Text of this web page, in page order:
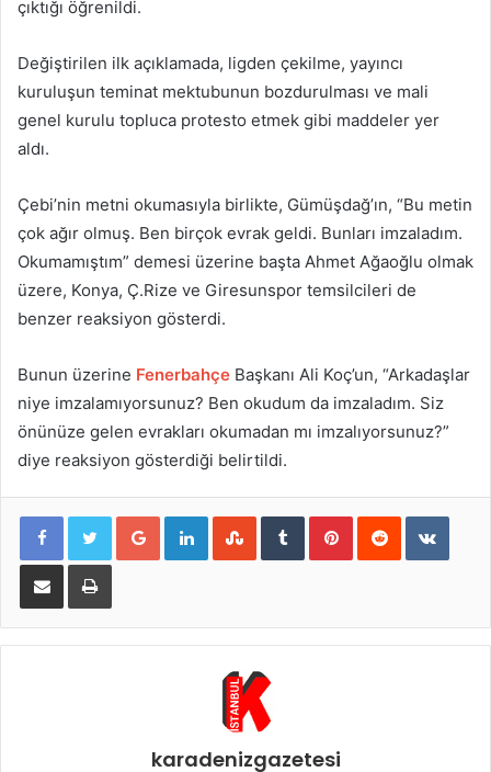
çıktığı öğrenildi.
Değiştirilen ilk açıklamada, ligden çekilme, yayıncı
kuruluşun teminat mektubunun bozdurulması ve mali
genel kurulu topluca protesto etmek gibi maddeler yer
aldı.
Çebi’nin metni okumasıyla birlikte, Gümüşdağ’ın, “Bu metin
çok ağır olmuş. Ben birçok evrak geldi. Bunları imzaladım.
Okumamıştım” demesi üzerine başta Ahmet Ağaoğlu olmak
üzere, Konya, Ç.Rize ve Giresunspor temsilcileri de
benzer reaksiyon gösterdi.
Bunun üzerine Fenerbahçe Başkanı Ali Koç’un, “Arkadaşlar
niye imzalamıyorsunuz? Ben okudum da imzaladım. Siz
önünüze gelen evrakları okumadan mı imzalıyorsunuz?”
diye reaksiyon gösterdiği belirtildi.
Google+LinkedInStumbleUpon
TumblrPinterestReddit
E-Posta ile paylaş Yazdır
karadenizgazetesi